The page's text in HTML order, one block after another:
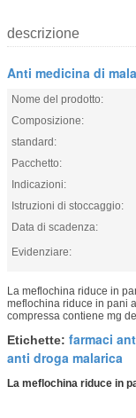
descrizione
Anti medicina di
Nome del prodotto:
Composizione:
standard:
Pacchetto:
Indicazioni:
Istruzioni di stoccaggio:
Data di scadenza:
Evidenziare:
La meflochina riduce in
meflochina riduce in pani
compressa contiene mg
Etichette: farmaci
anti droga malarica
La meflochina riduce in